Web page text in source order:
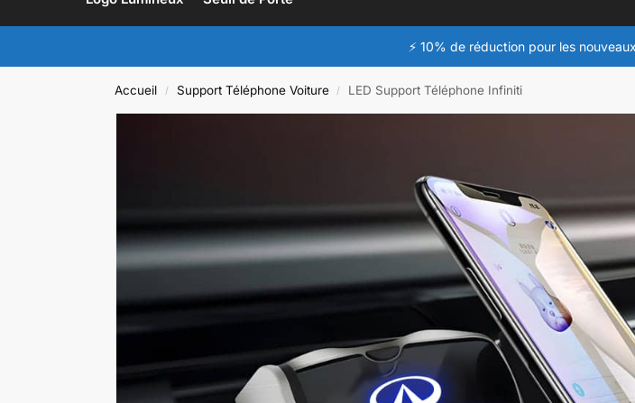
⚡ 10% de réduction pour les
Accueil / Support Téléphone Voiture / LED Support Téléphone Infiniti